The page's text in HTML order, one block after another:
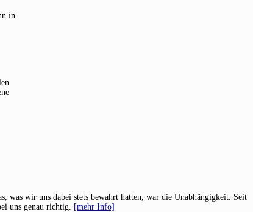
in
was wir uns dabei stets bewahrt hatten, war die Unabhängigkeit. Seit
uns genau richtig. [mehr Info]